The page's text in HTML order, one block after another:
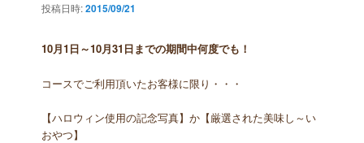
投稿日時:2015/09/21
10月1日～10月31日までの期間中何度でも！
コースでご利用頂いたお客様に限り・・・
【ハロウィン使用の記念写真】か【厳選された美味し～い
おやつ】